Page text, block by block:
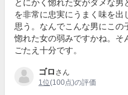
とにかく惚れた女がダメな
を非常に忠実にうまく味を出
思う。なんでこんな男にこの
惚れた女の弱みですかね。そ
ごたえ十分です。
ゴロ さん
1位(100点)の評価